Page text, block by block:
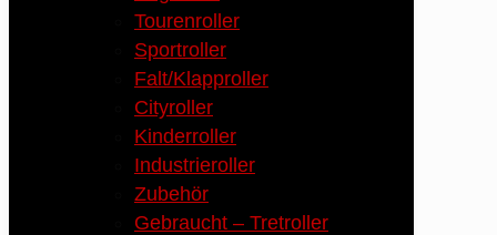
Tourenroller
Sportroller
Falt/Klapproller
Cityroller
Kinderroller
Industrieroller
Zubehör
Gebraucht – Tretroller